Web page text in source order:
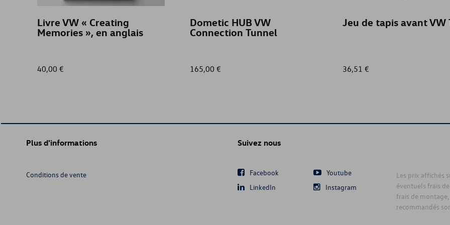
Livre VW « Creating
Memories », en anglais
40,00 €
Dometic HUB VW
Connection Tunnel
165,00 €
Jeu de tapis avant VW
36,51 €
Plus d'informations
Conditions de vente
Suivez nous
Facebook
Youtube
LinkedIn
Instagram
Les prix affichés
éventuels frais
frais de
recommandés